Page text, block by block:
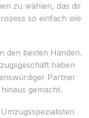
zu wählen, das dir
so einfach wie
den besten Händen.
haben
Partner
gemacht.